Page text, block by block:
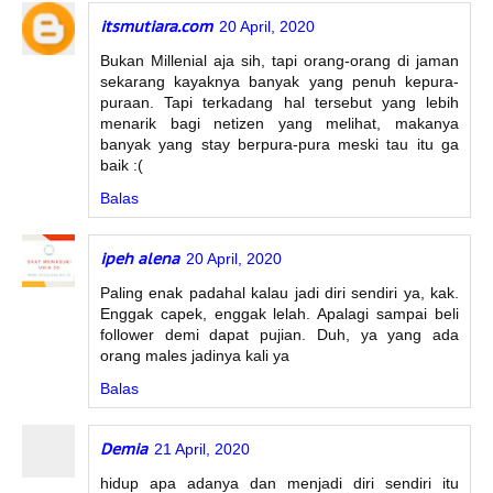
itsmutiara.com 20 April, 2020
Bukan Millenial aja sih, tapi orang-orang di jaman
sekarang kayaknya banyak yang penuh kepura-
puraan. Tapi terkadang hal tersebut yang lebih
menarik bagi netizen yang melihat, makanya
banyak yang stay berpura-pura meski tau itu ga
baik :(
Balas
ipeh alena 20 April, 2020
Paling enak padahal kalau jadi diri sendiri ya, kak.
Enggak capek, enggak lelah. Apalagi sampai beli
follower demi dapat pujian. Duh, ya yang ada
orang males jadinya kali ya
Balas
Demia 21 April, 2020
hidup apa adanya dan menjadi diri sendiri itu